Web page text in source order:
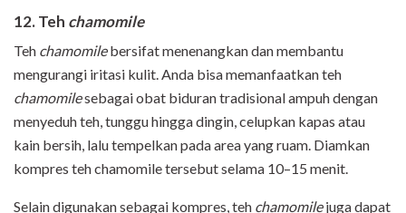
12. Teh chamomile
Teh chamomilebersifat menenangkan dan membantu
mengurangi iritasi kulit. Anda bisa memanfaatkan teh
chamomilesebagai obat biduran tradisional ampuh dengan
menyeduh teh, tunggu hingga dingin, celupkan kapas atau
kain bersih, lalu tempelkan pada area yang ruam. Diamkan
kompres teh chamomile tersebut selama 10–15 menit.
Selain digunakan sebagai kompres, teh chamomilejuga dapat